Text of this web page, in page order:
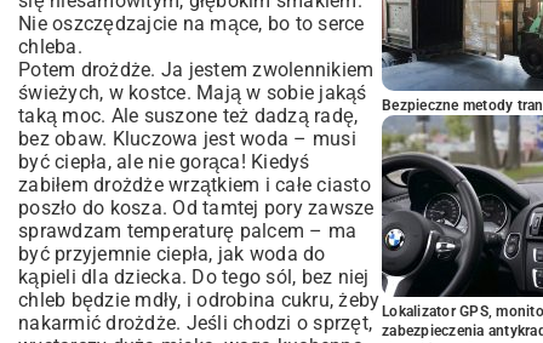
Nie oszczędzajcie na mące, bo to serce
chleba.
Potem drożdże. Ja jestem zwolennikiem
świeżych, w kostce. Mają w sobie jakąś
taką moc. Ale suszone też dadzą radę,
bez obaw. Kluczowa jest woda – musi
być ciepła, ale nie gorąca! Kiedyś
zabiłem drożdże wrzątkiem i całe ciasto
poszło do kosza. Od tamtej pory zawsze
sprawdzam temperaturę palcem – ma
być przyjemnie ciepła, jak woda do
kąpieli dla dziecka. Do tego sól, bez niej
chleb będzie mdły, i odrobina cukru, żeby
nakarmić drożdże. Jeśli chodzi o sprzęt,
Bezpieczne metody
Lokalizator GPS,
zabezpieczenia